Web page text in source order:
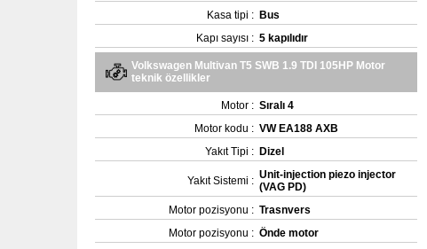
Kasa tipi : Bus
Kapı sayısı : 5 kapılıdır
Volkswagen Multivan T5 SWB 1.9 TDI 105HP Motor
teknik özellikler
Motor : Sıralı 4
Motor kodu : VW EA188 AXB
Yakıt Tipi : Dizel
Yakıt Sistemi : Unit-injection piezo injector
(VAG PD)
Motor pozisyonu : Trasnvers
Motor pozisyonu : Önde motor